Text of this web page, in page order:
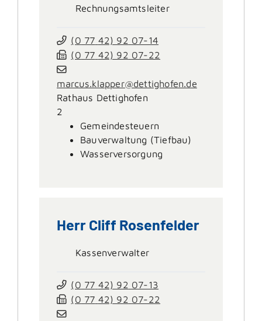
Rechnungsamtsleiter
(0 77 42) 92 07-14
(0 77 42) 92 07-22
marcus.klapper@dettighofen.de
Rathaus Dettighofen
2
Gemeindesteuern
Bauverwaltung (Tiefbau)
Wasserversorgung
Herr Cliff Rosenfelder
Kassenverwalter
(0 77 42) 92 07-13
(0 77 42) 92 07-22